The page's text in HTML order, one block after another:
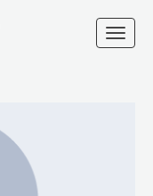
Toggle